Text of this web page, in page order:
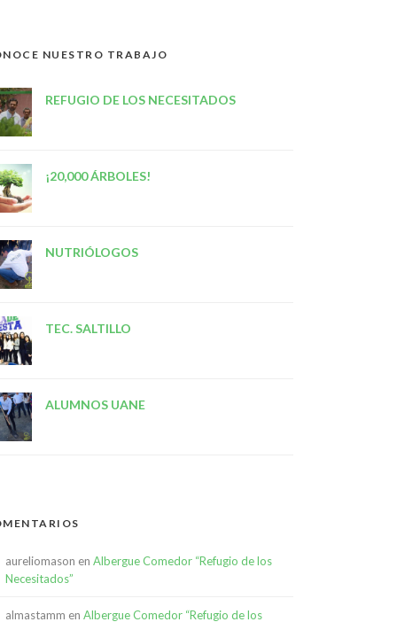
NUESTRO TRABAJO
REFUGIO DE LOS NECESITADOS
¡20,000 ÁRBOLES!
NUTRIÓLOGOS
TEC. SALTILLO
ALUMNOS UANE
aureliomason en Albergue Comedor “Refugio de los
Necesitados”
almastamm en Albergue Comedor “Refugio de los